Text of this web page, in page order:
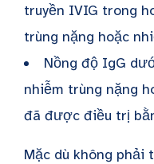
truyền IVIG trong
trùng nặng hoặc
Nồng độ IgG
nhiễm trùng nặng
đã được điều trị
Mặc dù không phải